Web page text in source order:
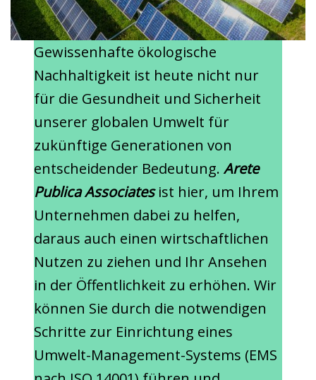
Gewissenhafte ökologische
Nachhaltigkeit ist heute nicht nur
für die Gesundheit und Sicherheit
unserer globalen Umwelt für
zukünftige Generationen von
entscheidender Bedeutung.Arete
Publica Associatesist hier, um Ihrem
Unternehmen dabei zu helfen,
daraus auch einen wirtschaftlichen
Nutzen zu ziehen und Ihr Ansehen
in der Öffentlichkeit zu erhöhen. Wir
können Sie durch die notwendigen
Schritte zur Einrichtung eines
Umwelt-Management-Systems (EMS